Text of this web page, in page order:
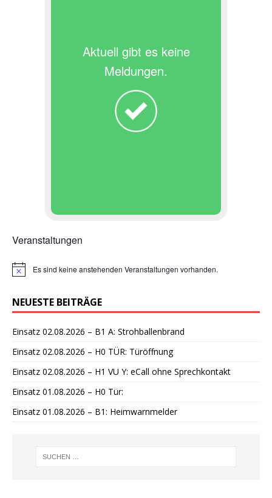
Aktuell gibt es keine
Meldungen.
Veranstaltungen
H
w
e
s
Es sind keine anstehenden Veranstaltungen vorhanden.
NEUESTE BEITRÄGE
Einsatz 02.08.2026 – B1 A: Strohballenbrand
Einsatz 02.08.2026 – H0 TÜR: Türöffnung
Einsatz 02.08.2026 – H1 VU Y: eCall ohne Sprechkontakt
Einsatz 01.08.2026 – H0 Tür:
Einsatz 01.08.2026 – B1: Heimwarnmelder